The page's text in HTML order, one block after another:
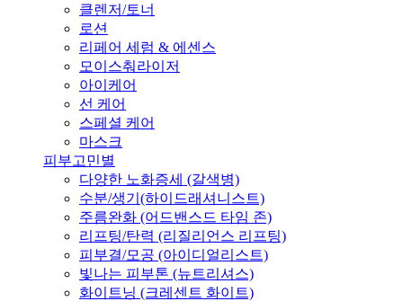
클렌저/토너
로션
리페어 세럼 & 에센스
모이스춰라이저
아이케어
선 케어
스페셜 케어
마스크
피부고민별
다양한 노화증세 (갈색병)
수분/생기(하이드래셔니스트)
주름완화 (어드밴스드 타임 존)
리프팅/탄력 (리질리언스 리프팅)
피부결/모공 (아이디얼리스트)
빛나는 피부톤 (뉴트리셔스)
화이트닝 (크레센트 화이트)